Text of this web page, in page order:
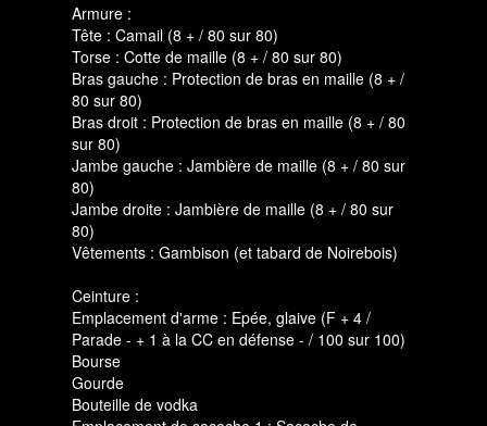
Armure :
Tête : Camail (8 + / 80 sur 80)
Torse : Cotte de maille (8 + / 80 sur 80)
Bras gauche : Protection de bras en maille (8 + /
80 sur 80)
Bras droit : Protection de bras en maille (8 + / 80
sur 80)
Jambe gauche : Jambière de maille (8 + / 80 sur
80)
Jambe droite : Jambière de maille (8 + / 80 sur
80)
Vêtements : Gambison (et tabard de Noirebois)
Ceinture :
Emplacement d'arme : Epée, glaive (F + 4 /
Parade - + 1 à la CC en défense - / 100 sur 100)
Bourse
Gourde
Bouteille de vodka